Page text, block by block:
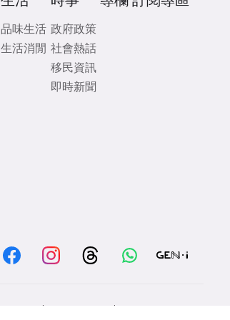
品味生活
生活消閒
政府政策
社會熱話
移民資訊
即時新聞
/ /